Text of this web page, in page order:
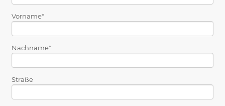
Vorname
Nachname
Straße